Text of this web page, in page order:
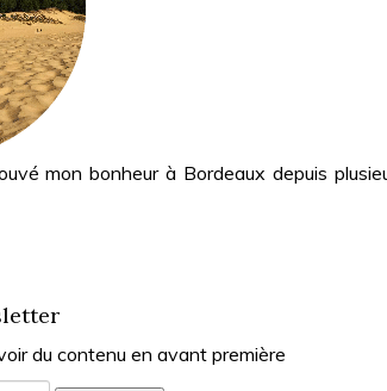
mon bonheur à Bordeaux depuis
du contenu en avant première